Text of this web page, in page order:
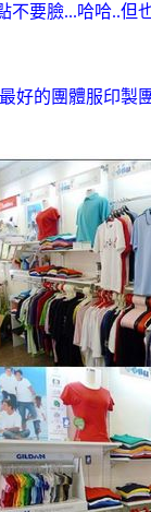
不要臉...哈哈..但
好的團體服印製